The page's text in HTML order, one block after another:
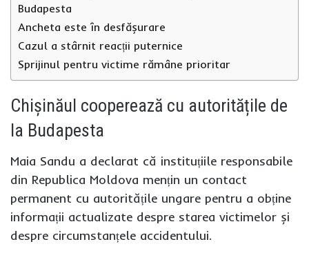
Budapesta
Ancheta este în desfășurare
Cazul a stârnit reacții puternice
Sprijinul pentru victime rămâne prioritar
Chișinăul cooperează cu autoritățile de
la Budapesta
Maia Sandu a declarat că instituțiile responsabile
din Republica Moldova mențin un contact
permanent cu autoritățile ungare pentru a obține
informații actualizate despre starea victimelor și
despre circumstanțele accidentului.